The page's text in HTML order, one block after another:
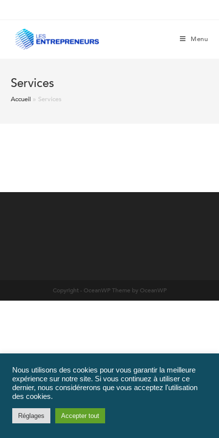
Menu
Services
Accueil » Services
Copyright - OceanWP Theme by OceanWP
Nous utilisons des cookies pour vous garantir la meilleure
expérience sur notre site. Si vous continuez à utiliser ce
dernier, nous considérerons que vous acceptez l'utilisation
des cookies.
Réglages Accepter tout